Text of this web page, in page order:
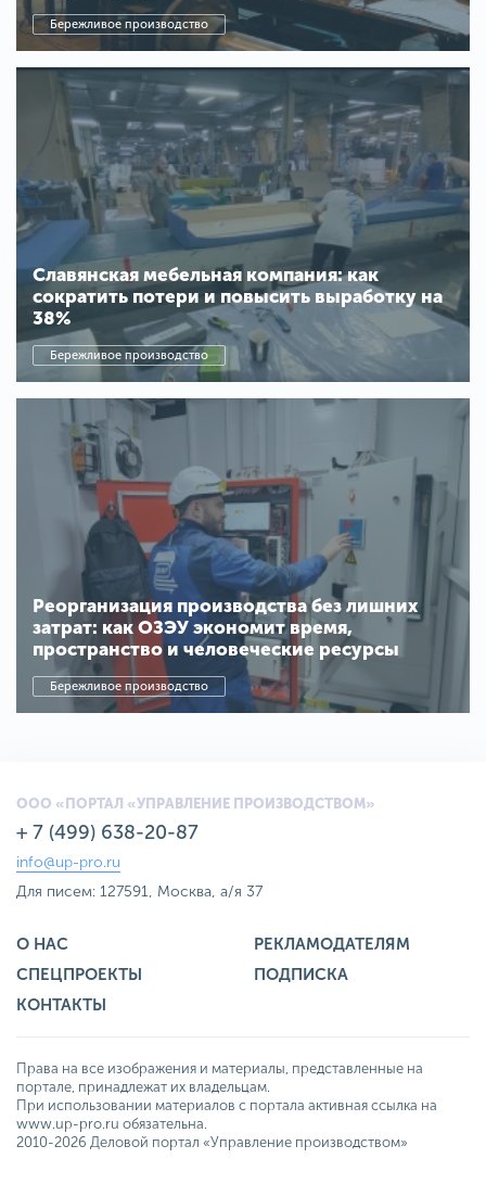
Бережливое производство
Славянская мебельная компания: как
сократить потери и повысить выработку на
38%
Бережливое производство
Реорганизация производства без лишних
затрат: как ОЗЭУ экономит время,
пространство и человеческие ресурсы
Бережливое производство
ООО «ПОРТАЛ «УПРАВЛЕНИЕ ПРОИЗВОДСТВОМ»
+ 7 (499) 638-20-87
info@up-pro.ru
Для писем: 127591, Москва, а/я 37
О НАС
РЕКЛАМОДАТЕЛЯМ
СПЕЦПРОЕКТЫ
ПОДПИСКА
КОНТАКТЫ
Права на все изображения и материалы, представленные на
портале, принадлежат их владельцам.
При использовании материалов с портала активная ссылка на
www.up-pro.ru обязательна.
2010-2026 Деловой портал «Управление производством»